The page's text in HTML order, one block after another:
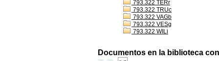
793.322 TERr
793.322 TRUc
793.322 VAGb
793.322 VESg
793.322 WILi
Documentos en la biblioteca